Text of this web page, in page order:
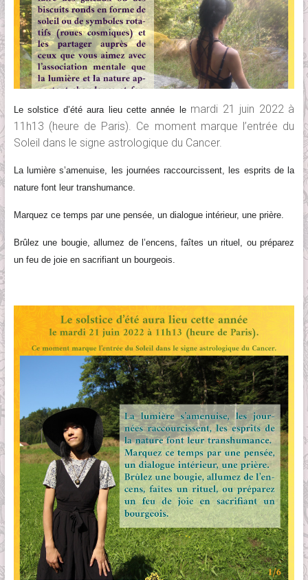
Le solstice d’été aura lieu cette année lemardi 21 juin 2022 à
11h13 (heure de Paris). Ce moment marque l’entrée du
Soleil dans le signe astrologique du Cancer.
La lumière s’amenuise, les journées raccourcissent, les esprits de la
nature font leur transhumance.
Marquez ce temps par une pensée, un dialogue intérieur, une prière.
Brûlez une bougie, allumez de l’encens, faîtes un rituel, ou préparez
un feu de joie en sacrifiant un bourgeois.